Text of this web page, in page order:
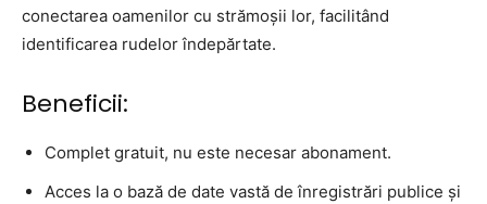
conectarea oamenilor cu strămoșii lor, facilitând
identificarea rudelor îndepărtate.
Beneficii:
Complet gratuit, nu este necesar abonament.
Acces la o bază de date vastă de înregistrări publice și